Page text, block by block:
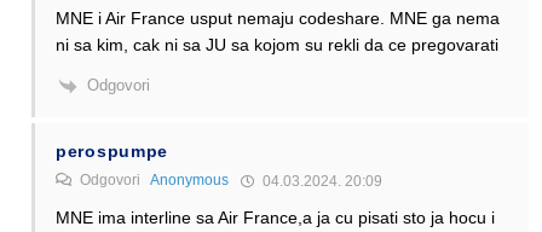
MNE i Air France usput nemaju codeshare. MNE ga nema
ni sa kim, cak ni sa JU sa kojom su rekli da ce pregovarati
Odgovori
perospumpe
Odgovori Anonymous 04.03.2024. 20:09
MNE ima interline sa Air France,a ja cu pisati sto ja hocu i